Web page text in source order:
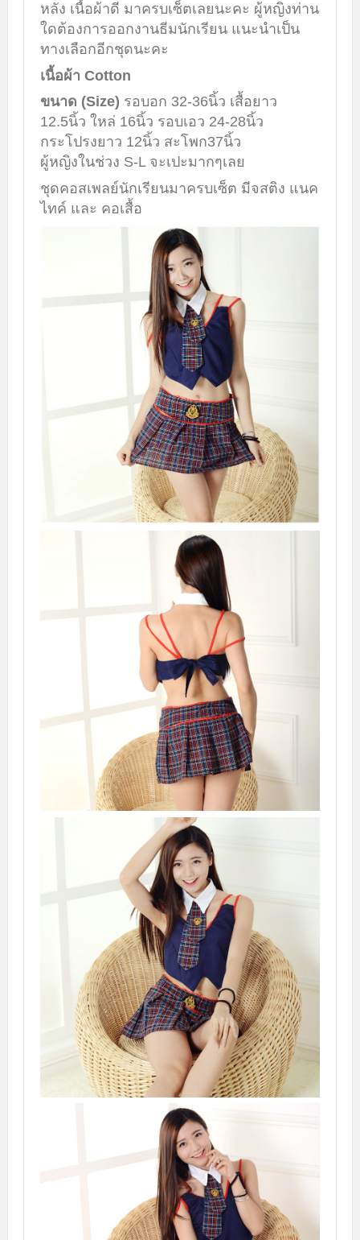
หลัง เนื้อผ้าดี มาครบเซ็ตเลยนะคะ ผู้หญิงท่าน
ใดต้องการออกงานธีมนักเรียน แนะนำเป็น
ทางเลือกอีกชุดนะคะ
เนื้อผ้า Cotton
ขนาด (Size) รอบอก 32-36นิ้ว เสื้อยาว
12.5นิ้ว ใหล่ 16นิ้ว รอบเอว 24-28นิ้ว
กระโปรงยาว 12นิ้ว สะโพก37นิ้ว
ผู้หญิงในช่วง S-L จะเปะมากๆเลย
ชุดคอสเพลย์นักเรียนมาครบเซ็ต มีจสติง แนค
ไทค์ และ คอเสื้อ